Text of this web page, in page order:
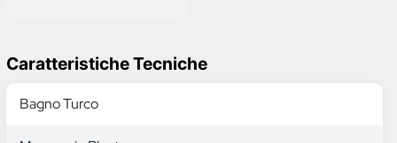
Caratteristiche Tecniche
Bagno Turco